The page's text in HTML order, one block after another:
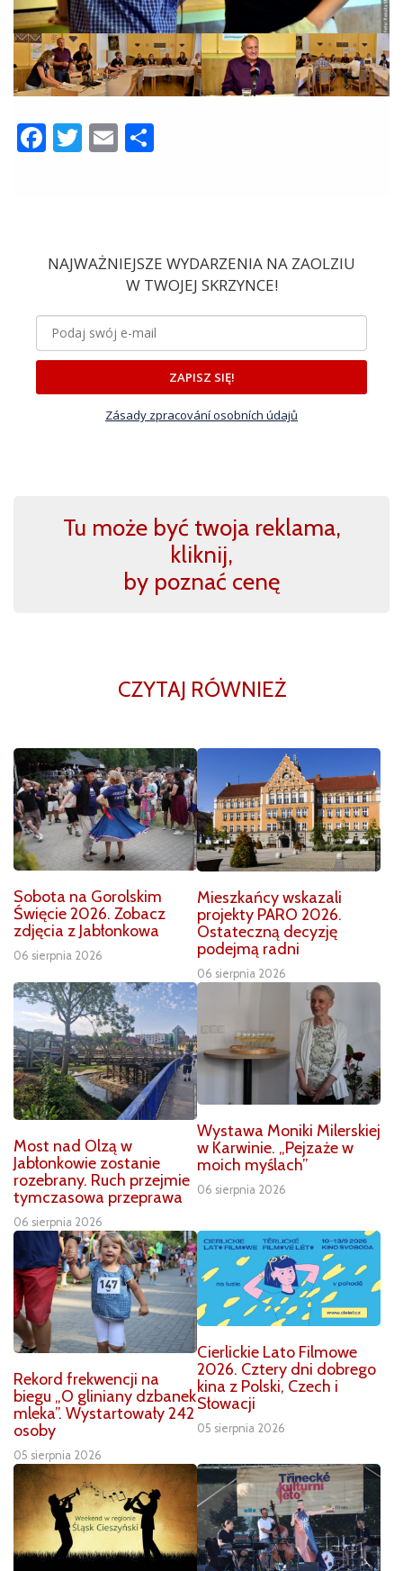
Facebook
Twitter
Email
NAJWAŻNIEJSZE WYDARZENIA NA ZAOLZIU
W TWOJEJ SKRZYNCE!
ZAPISZ SIĘ!
Zásady zpracování osobních údajů
Tu może być twoja reklama,
kliknij,
by poznać cenę
CZYTAJ RÓWNIEŻ
Sobota na Gorolskim
Święcie 2026. Zobacz
zdjęcia z Jabłonkowa
06 sierpnia 2026
Mieszkańcy wskazali
projekty PARO 2026.
Ostateczną decyzję
podejmą radni
06 sierpnia 2026
Most nad Olzą w
Jabłonkowie zostanie
rozebrany. Ruch przejmie
tymczasowa przeprawa
06 sierpnia 2026
Wystawa Moniki Milerskiej
w Karwinie. „Pejzaże w
moich myślach”
06 sierpnia 2026
Rekord frekwencji na
biegu „O gliniany dzbanek
mleka”. Wystartowały 242
osoby
05 sierpnia 2026
Cierlickie Lato Filmowe
2026. Cztery dni dobrego
kina z Polski, Czech i
Słowacji
05 sierpnia 2026